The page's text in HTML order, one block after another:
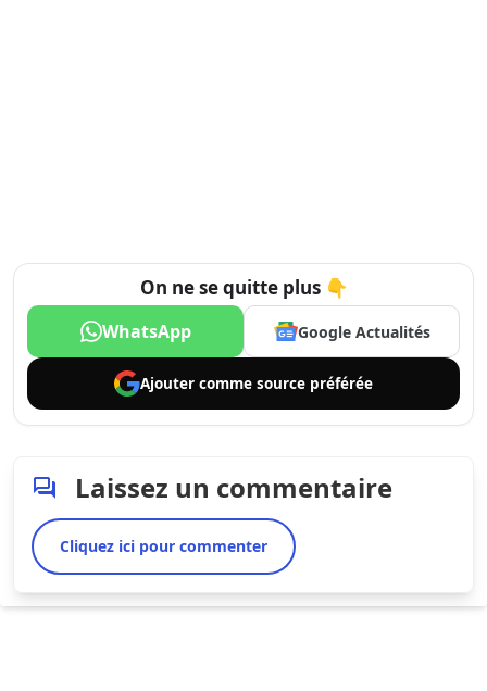
On ne se quitte plus 👇
WhatsApp Google Actualités
Ajouter comme source préférée
Laissez un commentaire
Cliquez ici pour commenter